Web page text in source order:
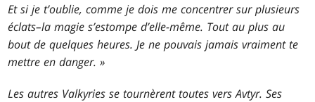
Et si je t’oublie, comme je dois me concentrer sur plusieurs
éclats–la magie s’estompe d’elle-même. Tout au plus au
bout de quelques heures. Je ne pouvais jamais vraiment te
mettre en danger. »
Les autres Valkyries se tournèrent toutes vers Avtyr. Ses